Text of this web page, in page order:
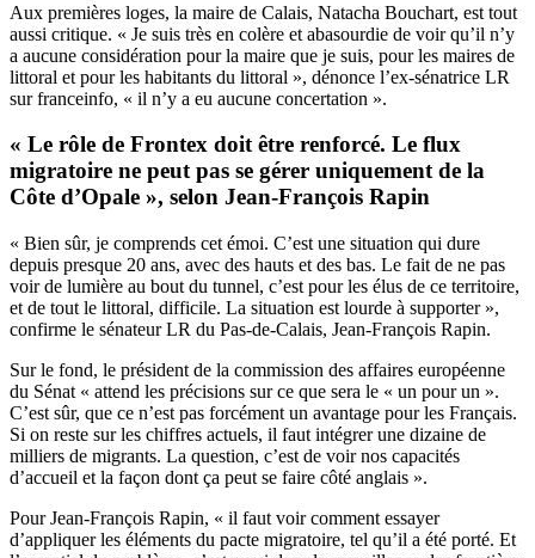
Aux premières loges, la maire de Calais, Natacha Bouchart, est tout
aussi critique. « Je suis très en colère et abasourdie de voir qu’il n’y
a aucune considération pour la maire que je suis, pour les maires de
littoral et pour les habitants du littoral », dénonce l’ex-sénatrice LR
sur franceinfo, « il n’y a eu aucune concertation ».
« Le rôle de Frontex doit être renforcé. Le flux
migratoire ne peut pas se gérer uniquement de la
Côte d’Opale », selon Jean-François Rapin
« Bien sûr, je comprends cet émoi. C’est une situation qui dure
depuis presque 20 ans, avec des hauts et des bas. Le fait de ne pas
voir de lumière au bout du tunnel, c’est pour les élus de ce territoire,
et de tout le littoral, difficile. La situation est lourde à supporter »,
confirme le sénateur LR du Pas-de-Calais, Jean-François Rapin.
Sur le fond, le président de la commission des affaires européenne
du Sénat « attend les précisions sur ce que sera le « un pour un ».
C’est sûr, que ce n’est pas forcément un avantage pour les Français.
Si on reste sur les chiffres actuels, il faut intégrer une dizaine de
milliers de migrants. La question, c’est de voir nos capacités
d’accueil et la façon dont ça peut se faire côté anglais ».
Pour Jean-François Rapin, « il faut voir comment essayer
d’appliquer les éléments du pacte migratoire, tel qu’il a été porté. Et